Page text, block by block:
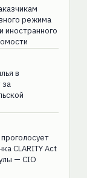
режима
иностранного
в
за
CLARITY Act
— CIO